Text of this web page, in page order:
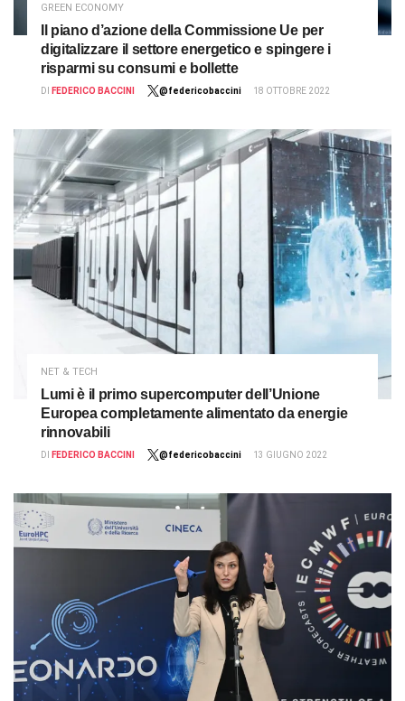
GREEN ECONOMY
Il piano d’azione della Commissione Ue per
digitalizzare il settore energetico e spingere i
risparmi su consumi e bollette
DI FEDERICO BACCINI @federicobaccini 18 OTTOBRE 2022
NET & TECH
Lumi è il primo supercomputer dell’Unione
Europea completamente alimentato da energie
rinnovabili
DI FEDERICO BACCINI @federicobaccini 13 GIUGNO 2022